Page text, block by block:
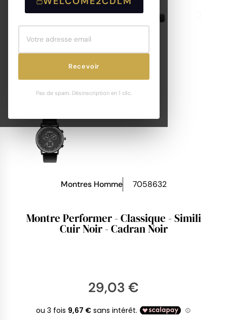
Recevoir
Pas de spam. Désinscription en 1 clic.
Montres Homme 7058632
Montre Performer - Classique - Simili
Cuir Noir - Cadran Noir
29,03 €